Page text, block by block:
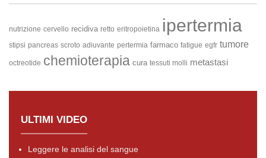
nutrizione cervello recidiva retto eritropoietina ipertermia
stipsi pancreas scroto adiuvante pertermia farmaco fatigue egfr tumore
octreotide chemioterapia cura tessuti molli metastasi
ULTIMI VIDEO
Leggere le analisi del sangue